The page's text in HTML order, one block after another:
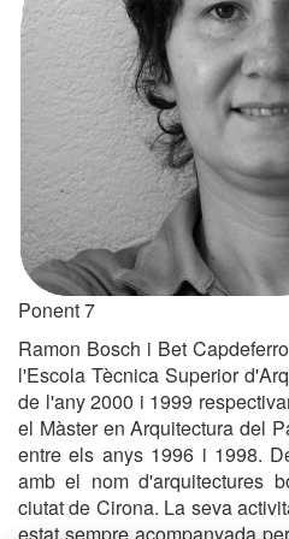
Ponent 7
Ramon Bosch i Bet
l'Escola Tècnica Superior
de l'any 2000 i 1999
el Màster en Arquitectura del
entre els anys 1996 i 1998.
amb el nom d'arquitectures
ciutat de Cirona. La seva